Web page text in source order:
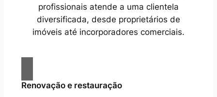
profissionais atende a uma clientela
diversificada, desde proprietários de
imóveis até incorporadores comerciais.
Renovação e restauração